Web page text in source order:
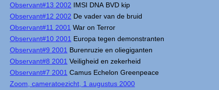
Observant#13 2002 IMSI DNA BVD kip
Observant#12 2002 De vader van de bruid
Observant#11 2001 War on Terror
Observant#10 2001 Europa tegen demonstranten
Observant#9 2001 Burenruzie en oliegiganten
Observant#8 2001 Veiligheid en zekerheid
Observant#7 2001 Camus Echelon Greenpeace
Zoom, cameratoezicht, 1 augustus 2000